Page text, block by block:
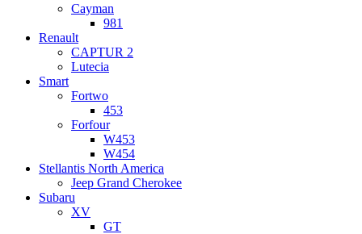
Cayman
981
Renault
CAPTUR 2
Lutecia
Smart
Fortwo
453
Forfour
W453
W454
Stellantis North America
Jeep Grand Cherokee
Subaru
XV
GT